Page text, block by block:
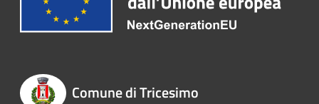
Comune di Tricesimo